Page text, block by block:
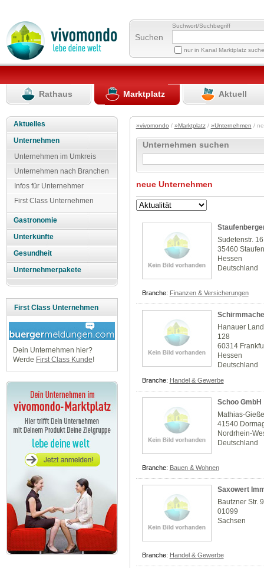
Suchen
Suchwort/Suchbegriff
nur in Kanal Marktplatz
Rathaus Marktplatz Aktuell
Aktuelles
Unternehmen
Unternehmen im Umkreis
Unternehmen nach Branchen
Infos für Unternehmer
First Class Unternehmen
Gastronomie
Unterkünfte
Gesundheit
Unternehmerpakete
First Class Unternehmen
Dein Unternehmen hier?
Werde First Class Kunde!
»vivomondo / »Marktplatz/ »Unternehmen /
Unternehmen suchen
neue Unternehmen
Sudetenstr. 16
35460
Hessen
Deutschland
Branche: Finanzen & Versicherungen
Hanauer
128
60314
Hessen
Deutschland
Branche: Handel & Gewerbe
Schoo GmbH
Mathias-
41540
Nordrhein-
Deutschland
Branche: Bauen & Wohnen
Saxowert
Bautzner Str.
01099
Sachsen
Branche: Handel & Gewerbe